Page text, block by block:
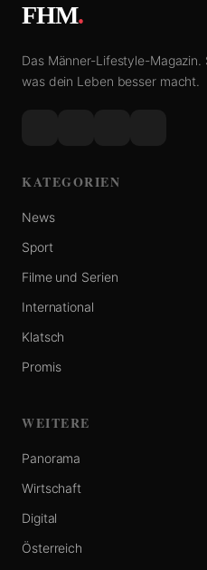
FHM.
Das Männer-Lifestyle-Magazin.
was dein Leben besser macht.
KATEGORIEN
News
Sport
Filme und Serien
International
Klatsch
Promis
WEITERE
Panorama
Wirtschaft
Digital
Österreich